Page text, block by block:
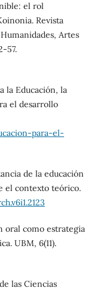
el rol
Revista
Artes
57.
la Educación, la
el desarrollo
para-el-
de la educación
el contexto teórico.
oral como estrategia
UBM, 6(11).
las Ciencias